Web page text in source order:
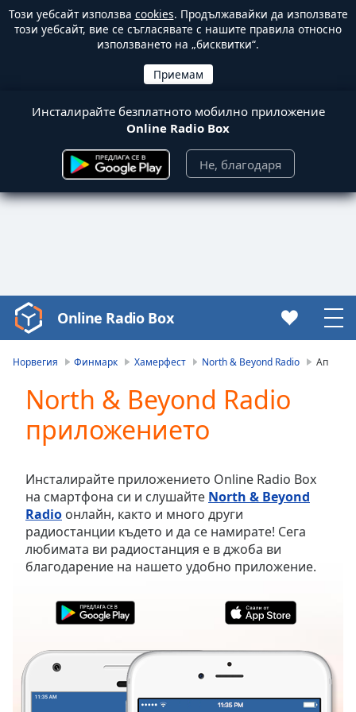
Този уебсайт използва cookies. Продължавайки да използвате
този уебсайт, вие се съгласявате с нашите правила относно
използването на „бисквитки“.
Инсталирайте безплатното мобилно приложение
Online Radio Box
Не, благодаря
Video
Player
Play
Video
Skip
Forward
Mute
Current
Time0:00
Duration-:-
Seek to
live,
behind
Online Radio Box
Норвегия Финмарк Хамерфест North & Beyond Radio Ап
North & Beyond Radio
приложението
Инсталирайте приложението Online Radio Box
на смартфона си и слушайте North & Beyond
Radio онлайн, както и много други
радиостанции където и да се намирате! Сега
любимата ви радиостанция е в джоба ви
благодарение на нашето удобно приложение.